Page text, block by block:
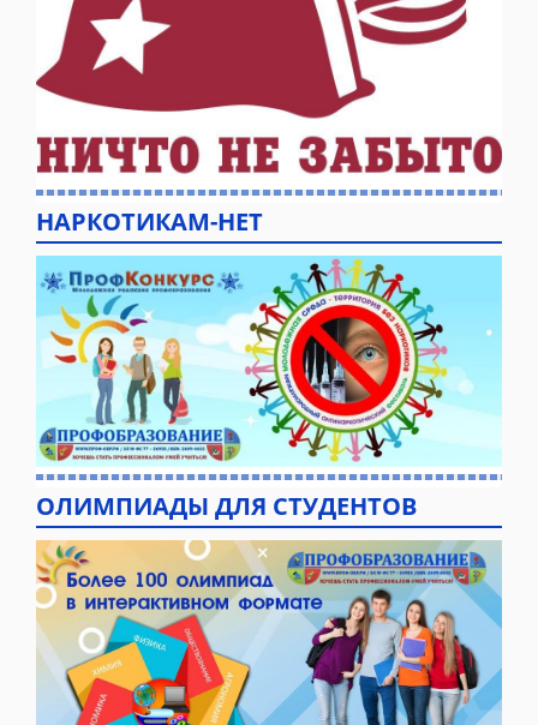
НАРКОТИКАМ-НЕТ
ОЛИМПИАДЫ ДЛЯ СТУДЕНТОВ